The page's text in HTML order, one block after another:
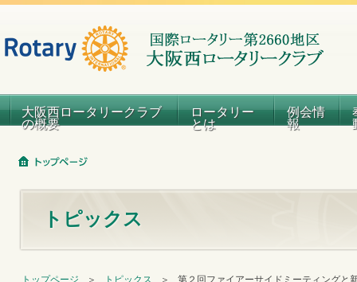
大阪西ロータリークラブ
の概要
ロータリー
とは
例会情
報
トピックス
トップページ ＞ トピックス ＞ 第２回ファイアーサイドミーティングと